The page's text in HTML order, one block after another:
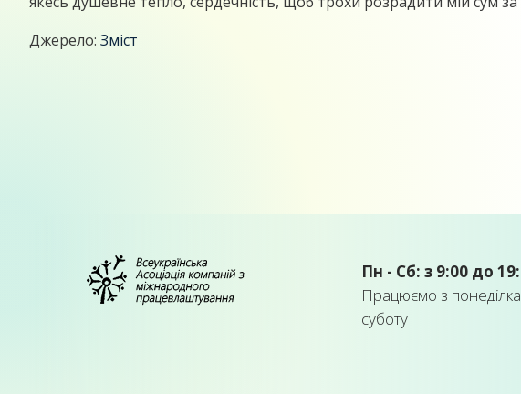
Джерело: Зміст
Пн - Сб: з 9:00 до
Працюємо з
суботу